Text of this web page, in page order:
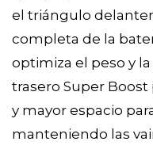
el triángulo
completa de la
optimiza el peso y
trasero Super
y mayor espacio
manteniendo las